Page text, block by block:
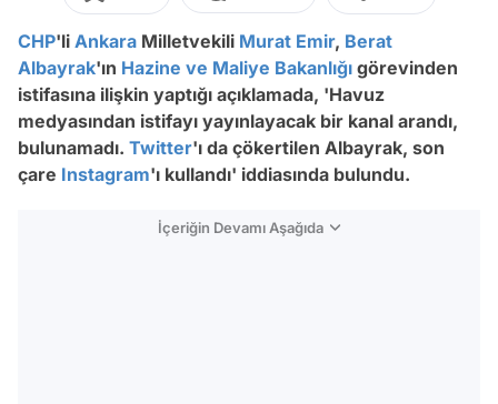
CHP'li Ankara Milletvekili Murat Emir, Berat
Albayrak'ın Hazine ve Maliye Bakanlığı görevinden
istifasına ilişkin yaptığı açıklamada, 'Havuz
medyasından istifayı yayınlayacak bir kanal arandı,
bulunamadı. Twitter'ı da çökertilen Albayrak, son
çare Instagram'ı kullandı' iddiasında bulundu.
İçeriğin Devamı Aşağıda